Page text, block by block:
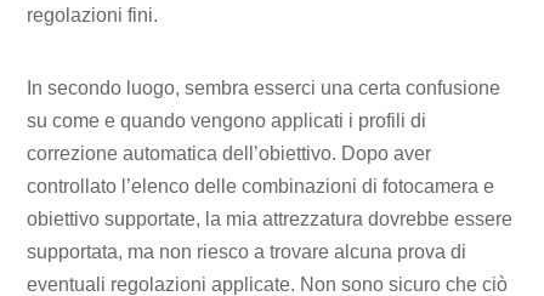
regolazioni fini.
In secondo luogo, sembra esserci una certa confusione
su come e quando vengono applicati i profili di
correzione automatica dell’obiettivo. Dopo aver
controllato l’elenco delle combinazioni di fotocamera e
obiettivo supportate, la mia attrezzatura dovrebbe essere
supportata, ma non riesco a trovare alcuna prova di
eventuali regolazioni applicate. Non sono sicuro che ciò